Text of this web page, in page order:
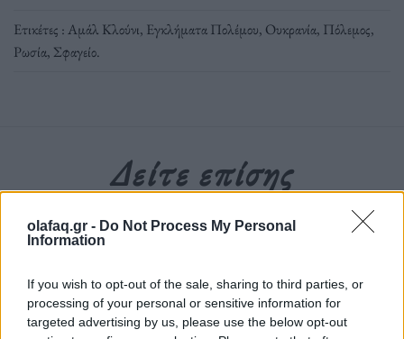
olafaq.gr - Do Not Process My Personal
Information
If you wish to opt-out of the sale, sharing to third parties, or
processing of your personal or sensitive information for
targeted advertising by us, please use the below opt-out
Ετικέτες :Αμάλ Κλούνι, Εγκλήματα Πολέμου, Ουκρανία, Πόλεμος,
Ρωσία, Σφαγείο.
Δείτε επίσης